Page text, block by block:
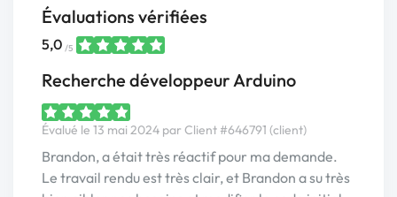
Évaluations vérifiées
5,0 /5
Recherche développeur Arduino
Évalué le 13 mai 2024 par Client #646791 (client)
Brandon, a était très réactif pour ma demande.
Le travail rendu est très clair, et Brandon a su très